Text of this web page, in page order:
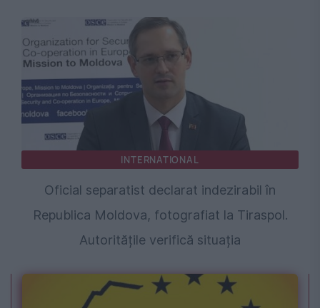
INTERNATIONAL
Oficial separatist declarat indezirabil în
Republica Moldova, fotografiat la Tiraspol.
Autoritățile verifică situația